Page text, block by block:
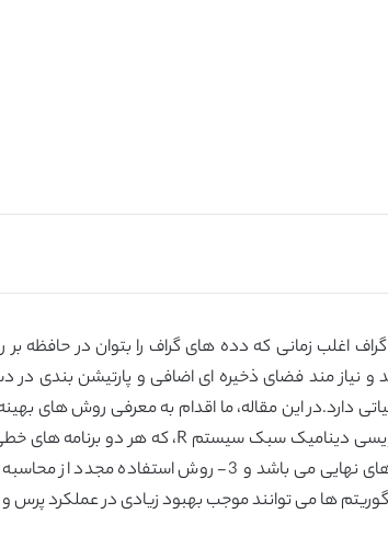
اغلب زمانی که دده های گراف را بتوان در حافظه
و نیاز مند فضای ذخیره ای اضافی و پارتیشن بندی
دارد.در این مقاله، ما اقدام به معرفی روش های
چرخه که اهرمی برای چرخه ها جهت کاهش اندازه مجموعه های
ها می توانند موجب بهبود زیادی در عملکرد پرس